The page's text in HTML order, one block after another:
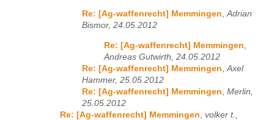
Re: [Ag-waffenrecht] Memmingen,Adrian
Bismor, 24.05.2012
Re: [Ag-waffenrecht] Memmingen
Andreas Gutwirth, 24.05.2012
Re: [Ag-waffenrecht] Memmingen Axel
Hammer, 25.05.2012
Re: [Ag-waffenrecht] Memmingen Merlin,
25.05.2012
Re: [Ag-waffenrecht] Memmingen volker t.,